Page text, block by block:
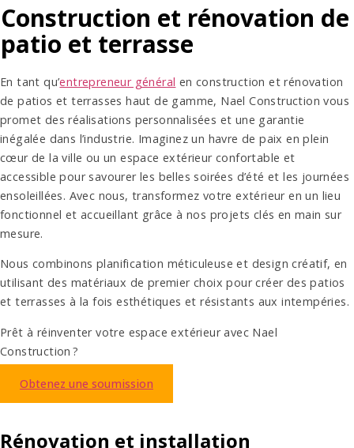
Construction et rénovation de
patio et terrasse
En tant qu’entrepreneur général en construction et rénovation
de patios et terrasses haut de gamme, Nael Construction vous
promet des réalisations personnalisées et une garantie
inégalée dans l’industrie. Imaginez un havre de paix en plein
cœur de la ville ou un espace extérieur confortable et
accessible pour savourer les belles soirées d’été et les journées
ensoleillées. Avec nous, transformez votre extérieur en un lieu
fonctionnel et accueillant grâce à nos projets clés en main sur
mesure.
Nous combinons planification méticuleuse et design créatif, en
utilisant des matériaux de premier choix pour créer des patios
et terrasses à la fois esthétiques et résistants aux intempéries.
Prêt à réinventer votre espace extérieur avec Nael
Construction ?
Obtenez une soumission
Rénovation et installation